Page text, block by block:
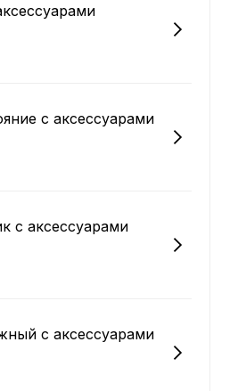
с аксессуарами
с аксессуарами
с аксессуарами